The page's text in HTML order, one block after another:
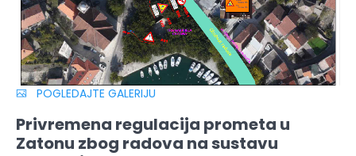
POGLEDAJTE GALERIJU
Privremena regulacija prometa u
Zatonu zbog radova na sustavu